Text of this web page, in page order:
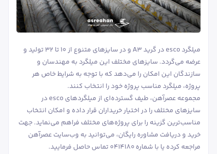
میلگرد esco در گرید A۳ و در سایزهای متنوع از ۱۰ تا ۳۲ تولید و
عرضه می‌گردد. سایزهای مختلف این میلگرد به مهندسان و
سازندگان این امکان را می‌دهد که با توجه به شرایط خاص هر
پروژه، میلگرد مناسب پروژه خود را انتخاب کنند.
مجموعه عصرآهن، طیف گسترده‌ای از میلگردهای esco در
سایزهای مختلف را در اختیار خریداران قرار داده و امکان انتخاب
مناسب‌ترین گزینه را برای پروژه‌های مختلف فراهم می‌نماید. جهت
خرید و دریافت مشاوره رایگان، می‌توانید به وب‌سایت عصرآهن
مراجعه کرده یا با شماره ۰۴۱۴۱۸۰ تماس حاصل فرمایید.